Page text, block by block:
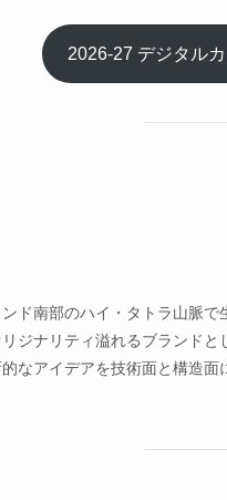
2026-27 デジタル
ド南部のハイ・タトラ山脈
ジナリティ溢れるブランド
なアイデアを技術面と構造